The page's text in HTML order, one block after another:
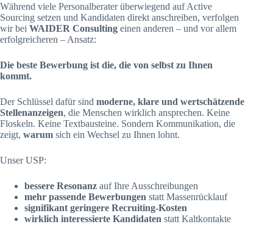
Während viele Personalberater überwiegend auf Active
Sourcing setzen und Kandidaten direkt anschreiben, verfolgen
wir bei WAIDER Consulting einen anderen – und vor allem
erfolgreicheren – Ansatz:
Die beste Bewerbung ist die, die von selbst zu Ihnen
kommt.
Der Schlüssel dafür sind moderne, klare und wertschätzende
Stellenanzeigen, die Menschen wirklich ansprechen. Keine
Floskeln. Keine Textbausteine. Sondern Kommunikation, die
zeigt, warum sich ein Wechsel zu Ihnen lohnt.
Unser USP:
bessere Resonanz auf Ihre Ausschreibungen
mehr passende Bewerbungen statt Massenrücklauf
signifikant geringere Recruiting-Kosten
wirklich interessierte Kandidaten statt Kaltkontakte